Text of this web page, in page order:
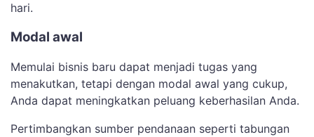
hari.
Modal awal
Memulai bisnis baru dapat menjadi tugas yang
menakutkan, tetapi dengan modal awal yang cukup,
Anda dapat meningkatkan peluang keberhasilan Anda.
Pertimbangkan sumber pendanaan seperti tabungan